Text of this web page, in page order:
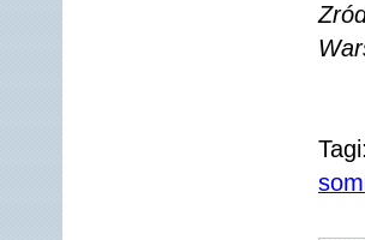
Tagi: